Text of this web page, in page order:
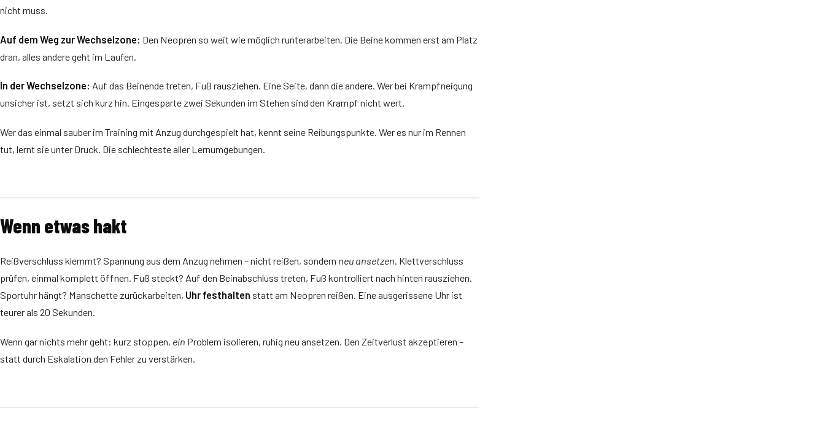
nicht muss.
Auf dem Weg zur Wechselzone: Den Neopren so weit wie möglich runterarbeiten. Die Beine kommen erst am Platz
dran, alles andere geht im Laufen.
In der Wechselzone: Auf das Beinende treten, Fuß rausziehen. Eine Seite, dann die andere. Wer bei Krampfneigung
unsicher ist, setzt sich kurz hin. Eingesparte zwei Sekunden im Stehen sind den Krampf nicht wert.
Wer das einmal sauber im Training mit Anzug durchgespielt hat, kennt seine Reibungspunkte. Wer es nur im Rennen
tut, lernt sie unter Druck. Die schlechteste aller Lernumgebungen.
Wenn etwas hakt
Reißverschluss klemmt? Spannung aus dem Anzug nehmen – nicht reißen, sondern neu ansetzen. Klettverschluss
prüfen, einmal komplett öffnen. Fuß steckt? Auf den Beinabschluss treten, Fuß kontrolliert nach hinten rausziehen.
Sportuhr hängt? Manschette zurückarbeiten, Uhr festhalten statt am Neopren reißen. Eine ausgerissene Uhr ist
teurer als 20 Sekunden.
Wenn gar nichts mehr geht: kurz stoppen, ein Problem isolieren, ruhig neu ansetzen. Den Zeitverlust akzeptieren –
statt durch Eskalation den Fehler zu verstärken.